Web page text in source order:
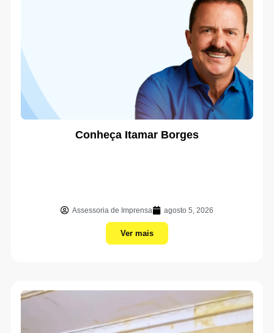
Conheça Itamar Borges
Assessoria de Imprensa agosto 5, 2026
Ver mais